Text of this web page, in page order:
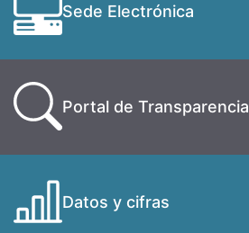
Sede Electrónica
Portal de Transparencia
Datos y cifras